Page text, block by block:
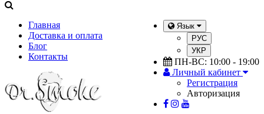
Главная
Доставка и оплата
Блог
Контакты
Язык
РУС
УКР
ПН-ВС: 10:00 - 19:00
Личный кабинет
Регистрация
Авторизация